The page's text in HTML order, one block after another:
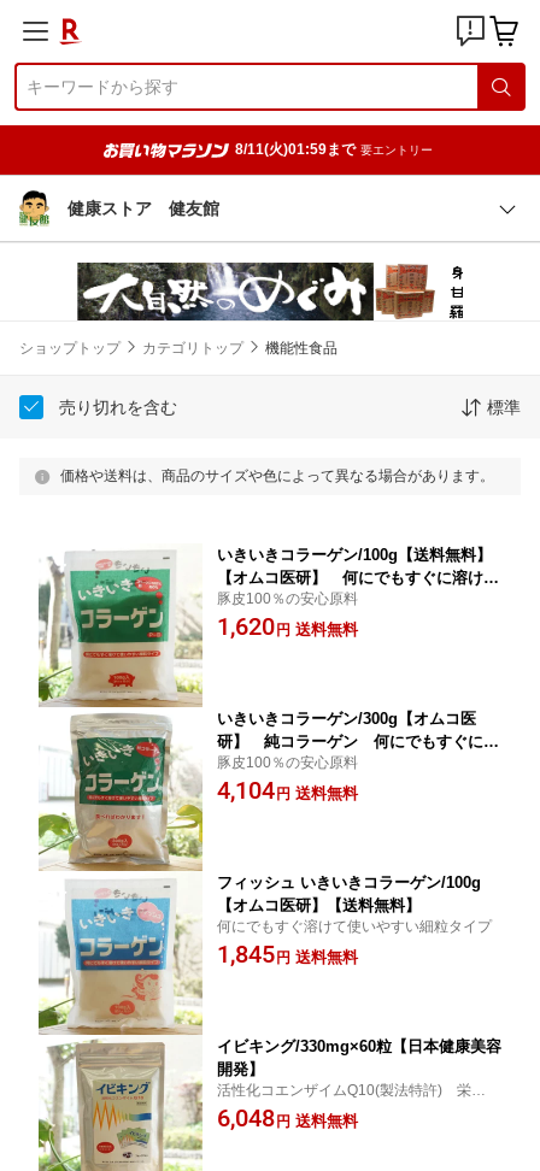
8/11(火)01:59まで 要エントリー
健康ストア 健友館
ショップトップ カテゴリトップ 機能性食品
売り切れを含む 標準
価格や送料は、商品のサイズや色によって異なる場合があります。
いきいきコラーゲン/100g【送料無料】
【オムコ医研】 何にでもすぐに溶けて
使いやすい細粒タイプ
豚皮100％の安心原料
1,620 円 送料無料
いきいきコラーゲン/300g【オムコ医
研】 純コラーゲン 何にでもすぐに溶
けて使いやすい細粒タイプ
豚皮100％の安心原料
4,104 円 送料無料
フィッシュ いきいきコラーゲン/100g
【オムコ医研】【送料無料】
何にでもすぐ溶けて使いやすい細粒タイプ
1,845 円 送料無料
イビキング/330mg×60粒【日本健康美容
開発】
活性化コエンザイムQ10(製法特許) 栄養機
能食品(ビタミンE)
6,048 円 送料無料